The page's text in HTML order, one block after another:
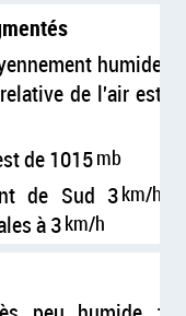
humide
de l'air est
de 1015mb
de Sud 3km/h
à 3km/h